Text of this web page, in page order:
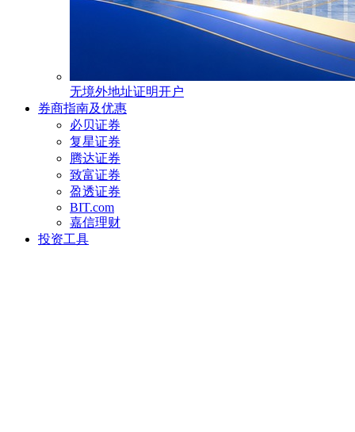
无境外地址证明开户
券商指南及优惠
必贝证券
复星证券
腾达证券
致富证券
盈透证券
BIT.com
嘉信理财
投资工具